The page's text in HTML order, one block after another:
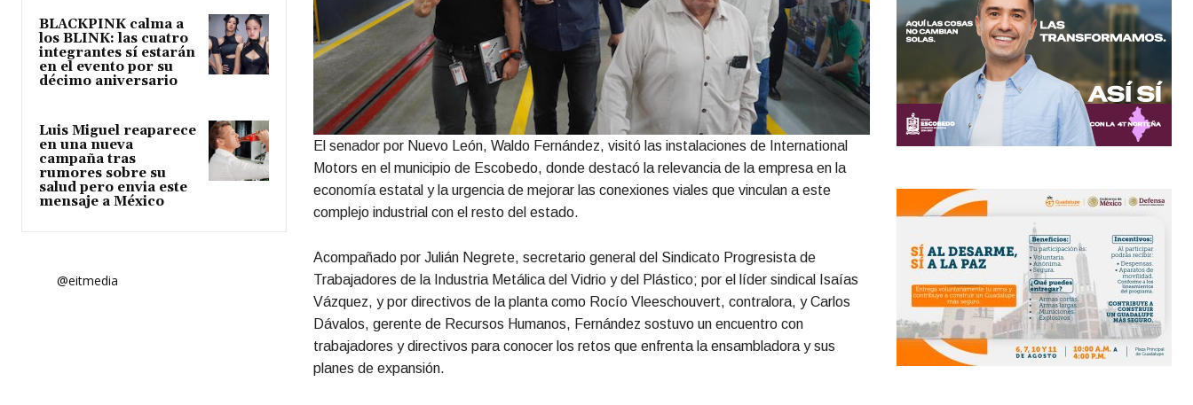
BLACKPINK calma a
los BLINK: las cuatro
integrantes sí estarán
en el evento por su
décimo aniversario
Luis Miguel reaparece
en una nueva
campaña tras
rumores sobre su
salud pero envia este
mensaje a México
@eitmedia
El senador por Nuevo León, Waldo Fernández, visitó las instalaciones de International
Motors en el municipio de Escobedo, donde destacó la relevancia de la empresa en la
economía estatal y la urgencia de mejorar las conexiones viales que vinculan a este
complejo industrial con el resto del estado.
Acompañado por Julián Negrete, secretario general del Sindicato Progresista de
Trabajadores de la Industria Metálica del Vidrio y del Plástico; por el líder sindical Isaías
Vázquez, y por directivos de la planta como Rocío Vleeschouvert, contralora, y Carlos
Dávalos, gerente de Recursos Humanos, Fernández sostuvo un encuentro con
trabajadores y directivos para conocer los retos que enfrenta la ensambladora y sus
planes de expansión.